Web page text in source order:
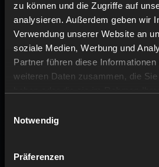
zu können und die Zugriffe auf
analysieren. Außerdem geben wir
Verwendung unserer Website an
soziale Medien, Werbung und
Partner führen diese
weiteren Daten zusammen, die
Notwendig
Präferenzen
SICHERHEIT &